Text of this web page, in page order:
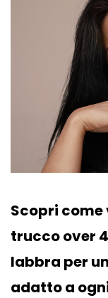
Scopri come
trucco over
labbra per
adatto a